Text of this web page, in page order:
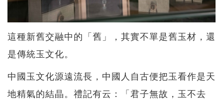
這種新舊交融中的「舊」，其實不單是舊玉材，還
是傳統玉文化。
中國玉文化源遠流長，中國人自古便把玉看作是天
地精氣的結晶。禮記有云：「君子無故，玉不去